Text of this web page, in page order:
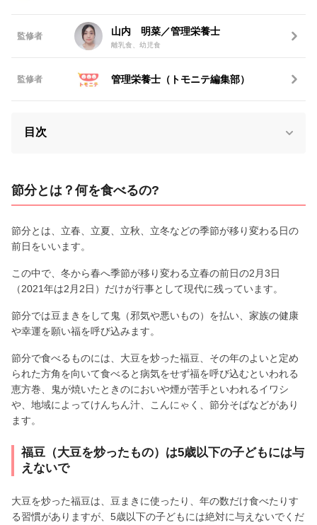
監修者 山内 明菜／管理栄養士
離乳食、幼児食
監修者 管理栄養士（トモニテ編集部）
目次
節分とは？何を食べるの?
節分とは、立春、立夏、立秋、立冬などの季節が移り変わる日の
前日をいいます。
この中で、冬から春へ季節が移り変わる立春の前日の2月3日
（2021年は2月2日）だけが行事として現代に残っています。
節分では豆まきをして鬼（邪気や悪いもの）を払い、家族の健康
や幸運を願い福を呼び込みます。
節分で食べるものには、大豆を炒った福豆、その年のよいと定め
られた方角を向いて食べると病気をせず福を呼び込むといわれる
恵方巻、鬼が焼いたときのにおいや煙が苦手といわれるイワシ
や、地域によってけんちん汁、こんにゃく、節分そばなどがあり
ます。
福豆（大豆を炒ったもの）は5歳以下の子どもには与
えないで
大豆を炒った福豆は、豆まきに使ったり、年の数だけ食べたりす
る習慣がありますが、5歳以下の子どもには絶対に与えないでくだ